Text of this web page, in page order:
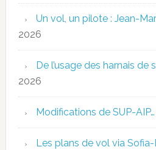
Un vol, un pilote : Jean-
2026
De l’usage des harnais de
2026
Modifications de SUP-AIP…
Les plans de vol via